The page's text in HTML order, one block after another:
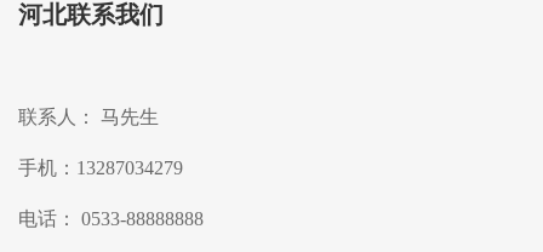
河北联系我们
联系人： 马先生
手机：13287034279
电话： 0533-88888888